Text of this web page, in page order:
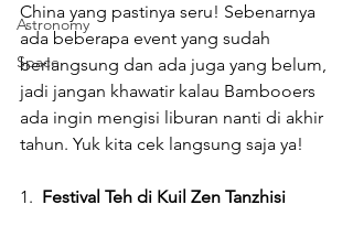
Astronomy
Space
China yang pastinya seru! Sebenarnya
ada beberapa event yang sudah
berlangsung dan ada juga yang belum,
jadi jangan khawatir kalau Bambooers
ada ingin mengisi liburan nanti di akhir
tahun. Yuk kita cek langsung saja ya!
1. Festival Teh di Kuil Zen Tanzhisi